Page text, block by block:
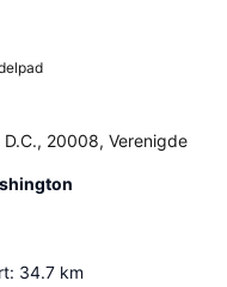
20008, Verenigde
: 34.7 km